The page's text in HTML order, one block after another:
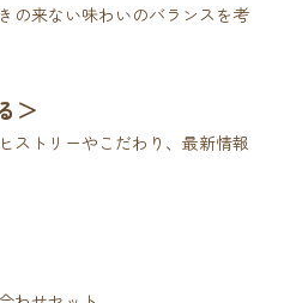
の来ない味わいのバランスを考
＞
ストリーやこだわり、最新情報